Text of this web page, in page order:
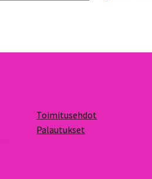
Toimitusehdot
Palautukset